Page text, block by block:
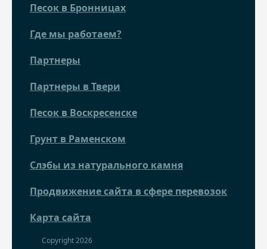
Песок в Бронницах
Где мы работаем?
Партнеры
Партнеры в Твери
Песок в Воскресенске
Грунт в Раменском
Слэбы из натурального камня
Продвижение сайта в сфере перевозок
Карта сайта
Copyright 2026